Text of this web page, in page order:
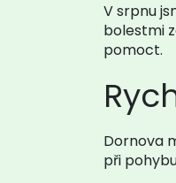
V srpnu
bolestmi
pomoct.
Dornova
při